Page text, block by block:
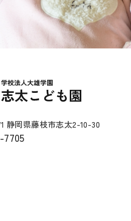
静岡県藤枝市志太2-10-30